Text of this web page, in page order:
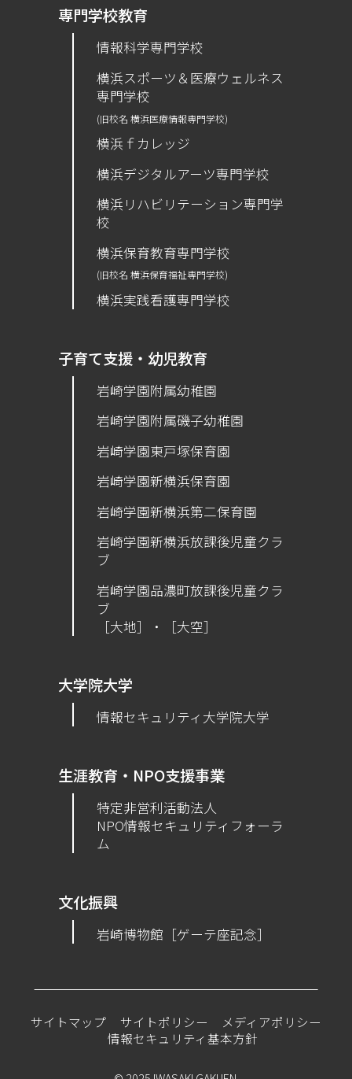
専門学校教育
情報科学専門学校
横浜スポーツ＆医療ウェルネス
専門学校
(旧校名 横浜医療情報専門学校)
横浜ｆカレッジ
横浜デジタルアーツ専門学校
横浜リハビリテーション専門学
校
横浜保育教育専門学校
(旧校名 横浜保育福祉専門学校)
横浜実践看護専門学校
子育て支援・幼児教育
岩崎学園附属幼稚園
岩崎学園附属磯子幼稚園
岩崎学園東戸塚保育園
岩崎学園新横浜保育園
​岩崎学園新横浜第二保育園
岩崎学園新横浜放課後児童クラ
ブ
岩崎学園品濃町放課後児童クラ
ブ
［大地］・［大空］
大学院大学
情報セキュリティ大学院大学
生涯教育・NPO支援事業
特定非営利活動法人
NPO情報セキュリティフォーラ
ム
文化振興
岩崎博物館［ゲーテ座記念］
サイトマップ サイトポリシー
メディアポリシー
情報セキュリティ基本方針